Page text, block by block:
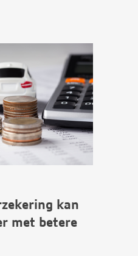
kan
met betere